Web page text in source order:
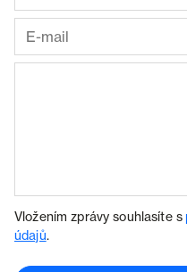
Vložením zprávy souhlasíte s
údajů.